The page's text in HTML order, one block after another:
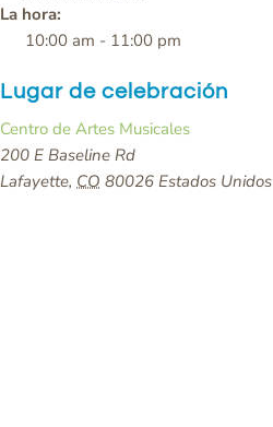
La hora:
10:00 am - 11:00 pm
Lugar de celebración
Centro de Artes Musicales
200 E Baseline Rd
Lafayette, CO 80026 Estados Unidos